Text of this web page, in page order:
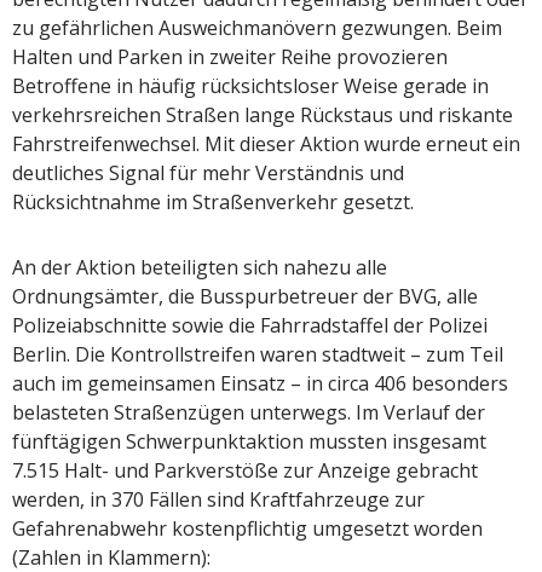
zu gefährlichen Ausweichmanövern gezwungen. Beim
Halten und Parken in zweiter Reihe provozieren
Betroffene in häufig rücksichtsloser Weise gerade in
verkehrsreichen Straßen lange Rückstaus und riskante
Fahrstreifenwechsel. Mit dieser Aktion wurde erneut ein
deutliches Signal für mehr Verständnis und
Rücksichtnahme im Straßenverkehr gesetzt.
An der Aktion beteiligten sich nahezu alle
Ordnungsämter, die Busspurbetreuer der BVG, alle
Polizeiabschnitte sowie die Fahrradstaffel der Polizei
Berlin. Die Kontrollstreifen waren stadtweit – zum Teil
auch im gemeinsamen Einsatz – in circa 406 besonders
belasteten Straßenzügen unterwegs. Im Verlauf der
fünftägigen Schwerpunktaktion mussten insgesamt
7.515 Halt- und Parkverstöße zur Anzeige gebracht
werden, in 370 Fällen sind Kraftfahrzeuge zur
Gefahrenabwehr kostenpflichtig umgesetzt worden
(Zahlen in Klammern):